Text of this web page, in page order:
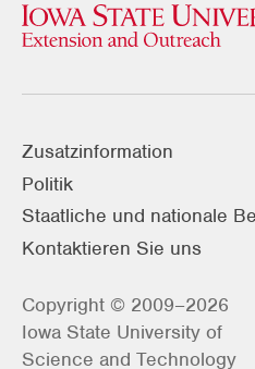
Zusatzinformation
Politik
Staatliche und nationale
Kontaktieren Sie uns
Copyright © 2009–2026
Iowa State University of
Science and Technology